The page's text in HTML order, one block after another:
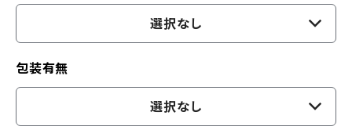
選択なし
包装有無
選択なし